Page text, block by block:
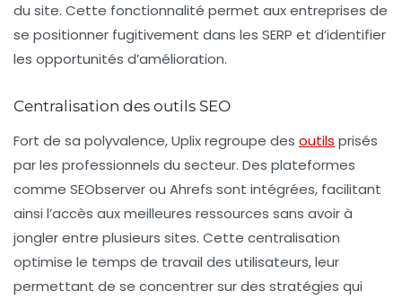
du site. Cette fonctionnalité permet aux entreprises de
se positionner fugitivement dans les SERP et d’identifier
les opportunités d’amélioration.
Centralisation des outils SEO
Fort de sa polyvalence, Uplix regroupe des outils prisés
par les professionnels du secteur. Des plateformes
comme SEObserverou Ahrefs sont intégrées, facilitant
ainsi l’accès aux meilleures ressources sans avoir à
jongler entre plusieurs sites. Cette centralisation
optimise le temps de travail des utilisateurs, leur
permettant de se concentrer sur des stratégies qui